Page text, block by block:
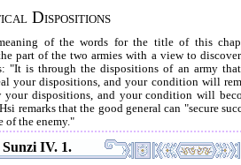
Dispositions
of the words for the title of this
part of the two armies with a view to
"It is through the dispositions of an army
your dispositions, and your condition will
your dispositions, and your condition will
remarks that the good general can "secure
of the enemy."
Sunzi IV. 1.